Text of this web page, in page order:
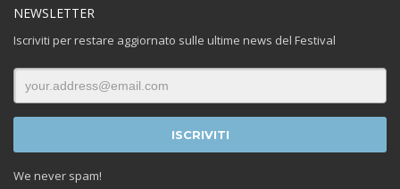
NEWSLETTER
Iscriviti per restare aggiornato sulle ultime news del Festival
We never spam!